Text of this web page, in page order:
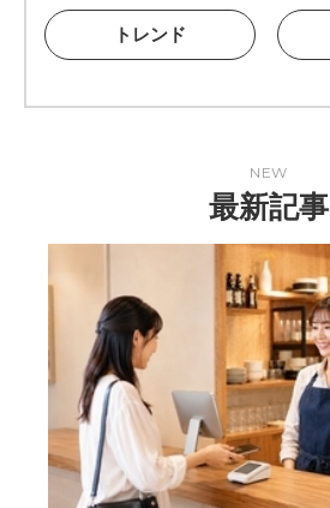
トレンド
NEW
最新記事